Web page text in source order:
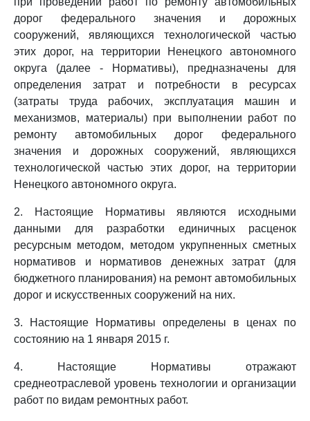
дорог федерального значения и дорожных
сооружений, являющихся технологической частью
этих дорог, на территории Ненецкого автономного
округа (далее - Нормативы), предназначены для
определения затрат и потребности в ресурсах
(затраты труда рабочих, эксплуатация машин и
механизмов, материалы) при выполнении работ по
ремонту автомобильных дорог федерального
значения и дорожных сооружений, являющихся
технологической частью этих дорог, на территории
Ненецкого автономного округа.
2. Настоящие Нормативы являются исходными
данными для разработки единичных расценок
ресурсным методом, методом укрупненных сметных
нормативов и нормативов денежных затрат (для
бюджетного планирования) на ремонт автомобильных
дорог и искусственных сооружений на них.
3. Настоящие Нормативы определены в ценах по
состоянию на 1 января 2015 г.
4. Настоящие Нормативы отражают
среднеотраслевой уровень технологии и организации
работ по видам ремонтных работ.